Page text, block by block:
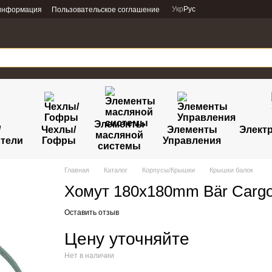
Пользовательское соглашение Укр Рус
Чехлы/
Гофры
Элементы
масляной
системы
Элементы
Управления
Главная Каталог Корпусы/Крышки Крышки балок
Хомут 180x180mm Bär
Оставить отзыв
Цену уточняйте
Нет в наличии